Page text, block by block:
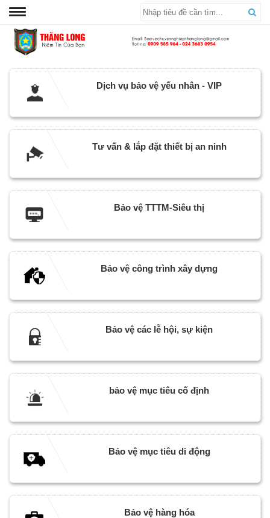
Dịch vụ bảo vệ yếu nhân - VIP
Tư vấn & lắp đặt thiết bị an ninh
Bảo vệ TTTM-Siêu thị
Bảo vệ công trình xây dựng
Bảo vệ các lễ hội, sự kiện
bảo vệ mục tiêu cố định
Bảo vệ mục tiêu di động
Bảo vệ hàng hóa